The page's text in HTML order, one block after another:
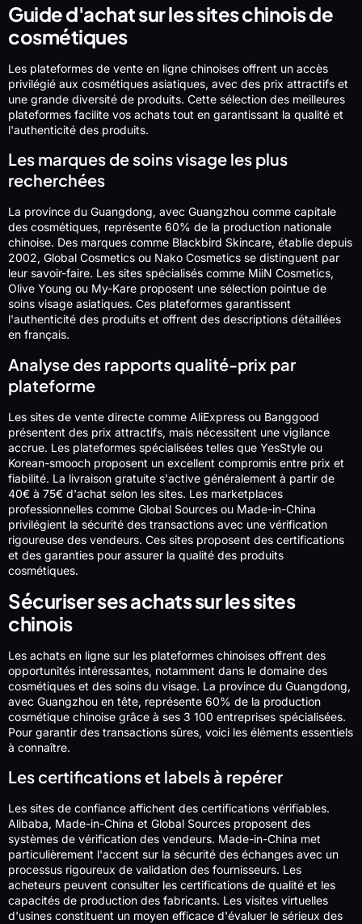
Guide d'achat sur les sites chinois de
cosmétiques
Les plateformes de vente en ligne chinoises offrent un accès
privilégié aux cosmétiques asiatiques, avec des prix attractifs et
une grande diversité de produits. Cette sélection des meilleures
plateformes facilite vos achats tout en garantissant la qualité et
l'authenticité des produits.
Les marques de soins visage les plus
recherchées
La province du Guangdong, avec Guangzhou comme capitale
des cosmétiques, représente 60% de la production nationale
chinoise. Des marques comme Blackbird Skincare, établie depuis
2002, Global Cosmetics ou Nako Cosmetics se distinguent par
leur savoir-faire. Les sites spécialisés comme MiiN Cosmetics,
Olive Young ou My-Kare proposent une sélection pointue de
soins visage asiatiques. Ces plateformes garantissent
l'authenticité des produits et offrent des descriptions détaillées
en français.
Analyse des rapports qualité-prix par
plateforme
Les sites de vente directe comme AliExpress ou Banggood
présentent des prix attractifs, mais nécessitent une vigilance
accrue. Les plateformes spécialisées telles que YesStyle ou
Korean-smooch proposent un excellent compromis entre prix et
fiabilité. La livraison gratuite s'active généralement à partir de
40€ à 75€ d'achat selon les sites. Les marketplaces
professionnelles comme Global Sources ou Made-in-China
privilégient la sécurité des transactions avec une vérification
rigoureuse des vendeurs. Ces sites proposent des certifications
et des garanties pour assurer la qualité des produits
cosmétiques.
Sécuriser ses achats sur les sites
chinois
Les achats en ligne sur les plateformes chinoises offrent des
opportunités intéressantes, notamment dans le domaine des
cosmétiques et des soins du visage. La province du Guangdong,
avec Guangzhou en tête, représente 60% de la production
cosmétique chinoise grâce à ses 3 100 entreprises spécialisées.
Pour garantir des transactions sûres, voici les éléments essentiels
à connaître.
Les certifications et labels à repérer
Les sites de confiance affichent des certifications vérifiables.
Alibaba, Made-in-China et Global Sources proposent des
systèmes de vérification des vendeurs. Made-in-China met
particulièrement l'accent sur la sécurité des échanges avec un
processus rigoureux de validation des fournisseurs. Les
acheteurs peuvent consulter les certifications de qualité et les
capacités de production des fabricants. Les visites virtuelles
d'usines constituent un moyen efficace d'évaluer le sérieux des